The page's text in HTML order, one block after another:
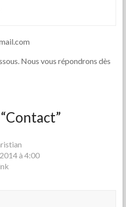
Nous vous répondrons dès
Contact”
à 4:00